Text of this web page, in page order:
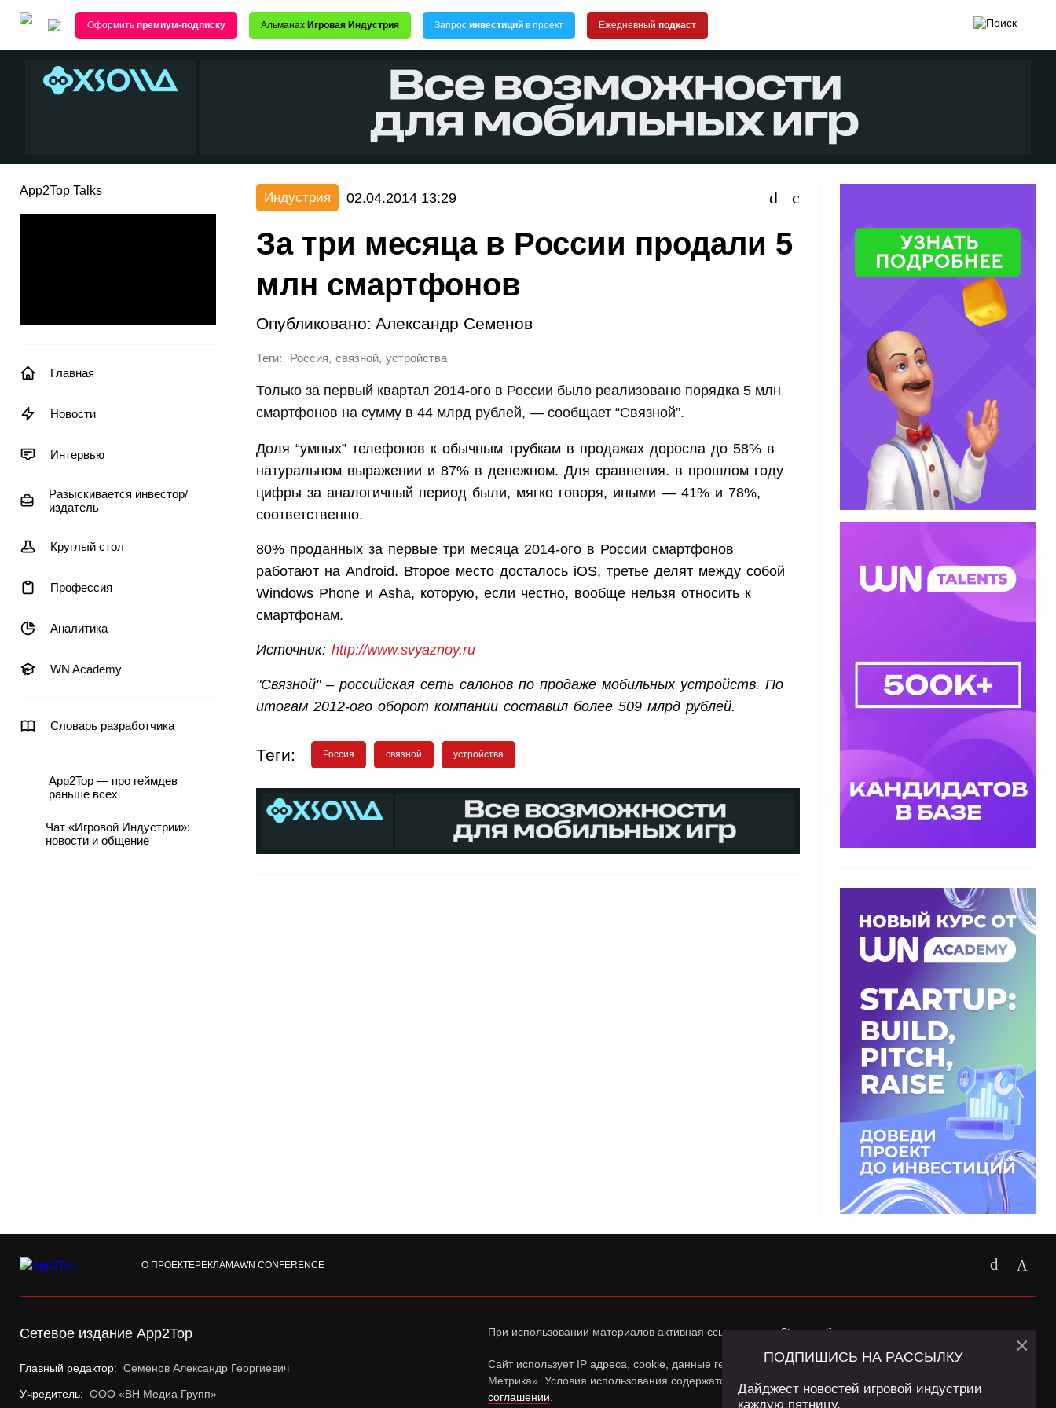
Оформить премиум-подписку Альманах Игровая Индустрия Запрос инвестиций в проект Ежедневный подкаст
App2Top Talks
Главная
Новости
Интервью
Разыскивается инвестор/
издатель
Круглый стол
Профессия
Аналитика
WN Academy
Словарь разработчика
App2Top — про геймдев
раньше всех
Чат «Игровой Индустрии»:
новости и общение
Индустрия 02.04.2014 13:29
За три месяца в России продали 5
млн смартфонов
Опубликовано: Александр Семенов
Теги: Россия, связной, устройства
Только за первый квартал 2014-ого в России было реализовано порядка 5 млн
смартфонов на сумму в 44 млрд рублей, — сообщает “Связной”.
Доля “умных” телефонов к обычным трубкам в продажах доросла до 58% в
натуральном выражении и 87% в денежном. Для сравнения. в прошлом году
цифры за аналогичный период были, мягко говоря, иными — 41% и 78%,
соответственно.
80% проданных за первые три месяца 2014-ого в России смартфонов
работают на Android. Второе место досталось iOS, третье делят между собой
Windows Phone и Asha, которую, если честно, вообще нельзя относить к
смартфонам.
Источник: http://www.svyaznoy.ru
"Связной" – российская сеть салонов по продаже мобильных устройств. По
итогам 2012-ого оборот компании составил более 509 млрд рублей.
Теги: Россия связной устройства
О ПРОЕКТЕРЕКЛАМАWN CONFERENCE
Сетевое издание App2Top
Главный редактор: Семенов Александр Георгиевич
Учредитель: ООО «ВН Медиа Групп»
При использовании материалов активная ссылка наapp2top.ruобязательна.
Сайт использует IP адреса, cookie, данные геолокации Пользователей сайта и сервис «Яндекс
Метрика». Условия использования содержатся в
Политике конфиденциальностии
соглашении
ПОДПИШИСЬ НА РАССЫЛКУ
Дайджест новостей игровой индустрии
каждую пятницу.
×